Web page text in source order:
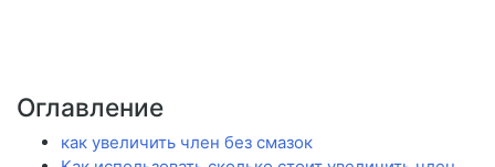
Оглавление
как увеличить член без смазок